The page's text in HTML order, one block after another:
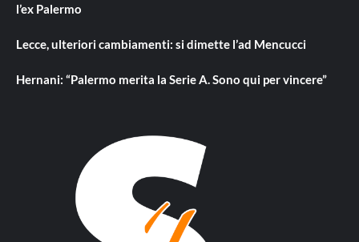
l’ex Palermo
Lecce, ulteriori cambiamenti: si dimette l’ad Mencucci
Hernani: “Palermo merita la Serie A. Sono qui per vincere”